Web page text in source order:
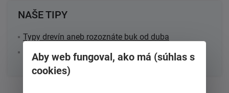
NAŠE TIPY
Typy drevín aneb rozoznáte buk od duba
Kuchyňa - centrum domova
Aby web fungoval, ako má (súhlas s
cookies)